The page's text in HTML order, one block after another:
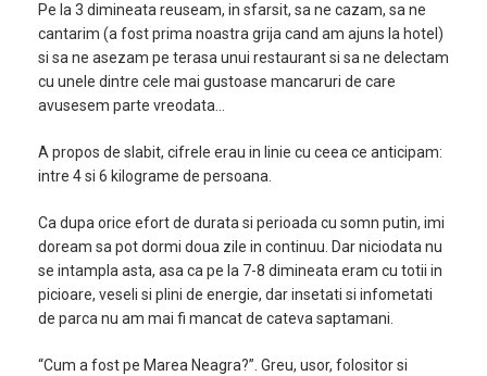
Pe la 3 dimineata reuseam, in sfarsit, sa ne cazam, sa ne
cantarim (a fost prima noastra grija cand am ajuns la hotel)
si sa ne asezam pe terasa unui restaurant si sa ne delectam
cu unele dintre cele mai gustoase mancaruri de care
avusesem parte vreodata…
A propos de slabit, cifrele erau in linie cu ceea ce anticipam:
intre 4 si 6 kilograme de persoana.
Ca dupa orice efort de durata si perioada cu somn putin, imi
doream sa pot dormi doua zile in continuu. Dar niciodata nu
se intampla asta, asa ca pe la 7-8 dimineata eram cu totii in
picioare, veseli si plini de energie, dar insetati si infometati
de parca nu am mai fi mancat de cateva saptamani.
“Cum a fost pe Marea Neagra?”. Greu, usor, folositor si